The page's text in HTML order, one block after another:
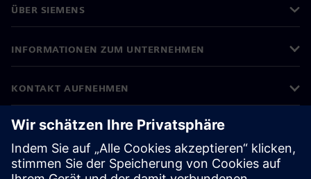
ÜBER SIEMENS
INFORMATIONEN ZUM UNTERNEHMEN
KONTAKT AUFNEHMEN
KARRIEREN